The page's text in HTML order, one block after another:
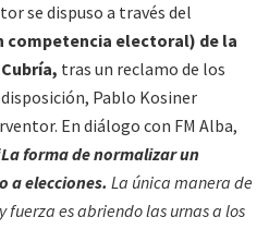
se dispuso a través del
competencia electoral) de la
tras un reclamo de los
Pablo Kosiner
En diálogo con FM Alba,
forma de normalizar un
a elecciones. La única manera de
es abriendo las urnas a los